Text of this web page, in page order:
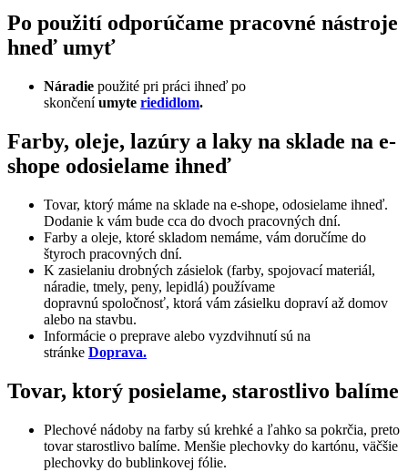
Po použití odporúčame pracovné nástroje
hneď umyť
Náradie použité pri práci ihneď po
skončeníumyte riedidlom.
Farby, oleje, lazúry a laky na sklade na e-
shope odosielame ihneď
Tovar, ktorý máme na sklade na e-shope, odosielame ihneď.
Dodanie k vám bude cca do dvoch pracovných dní.
Farby a oleje, ktoré skladom nemáme, vám doručíme do
štyroch pracovných dní.
K zasielaniu drobných zásielok (farby, spojovací materiál,
náradie, tmely, peny, lepidlá) používame
dopravnú spoločnosť, ktorá vám zásielku dopraví až domov
alebo na stavbu.
Informácie o preprave alebo vyzdvihnutí sú na
stránke Doprava.
Tovar, ktorý posielame, starostlivo balíme
Plechové nádoby na farby sú krehké a ľahko sa pokrčia, preto
tovar starostlivo balíme. Menšie plechovky do kartónu, väčšie
plechovky do bublinkovej fólie.